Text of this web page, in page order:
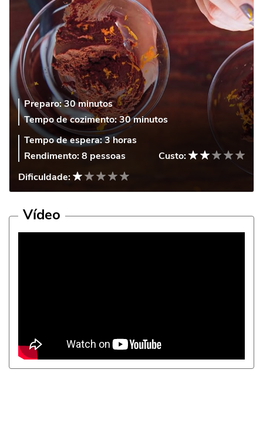
Preparo:30 minutos
Tempo de cozimento:30 minutos
Tempo de espera:3 horas
Rendimento:8 pessoas
Custo:
Dificuldade:
Vídeo